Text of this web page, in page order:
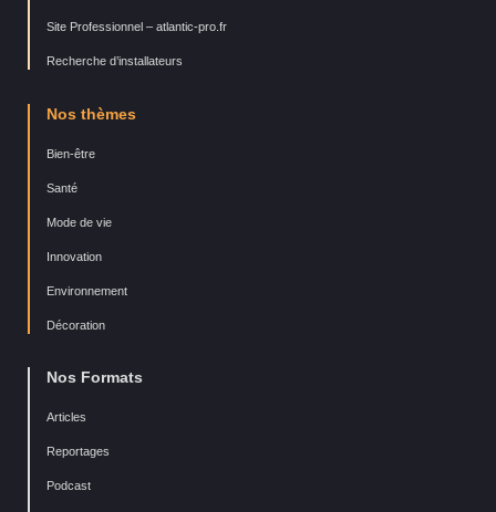
Site Professionnel – atlantic-pro.fr
Recherche d’installateurs
Nos thèmes
Bien-être
Santé
Mode de vie
Innovation
Environnement
Décoration
Nos Formats
Articles
Reportages
Podcast